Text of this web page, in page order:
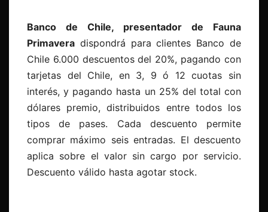
Banco de Chile, presentador de Fauna
Primavera dispondrá para clientes Banco de
Chile 6.000 descuentos del 20%, pagando con
tarjetas del Chile, en 3, 9 ó 12 cuotas sin
interés, y pagando hasta un 25% del total con
dólares premio, distribuidos entre todos los
tipos de pases. Cada descuento permite
comprar máximo seis entradas. El descuento
aplica sobre el valor sin cargo por servicio.
Descuento válido hasta agotar stock.